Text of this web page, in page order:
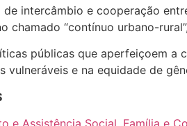
intercâmbio e cooperação
chamado “contínuo urbano-
públicas que aperfeiçoem
vulneráveis e na equidade de